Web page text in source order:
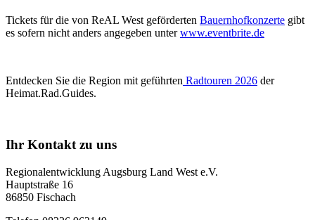
Tickets für die von ReAL West geförderten Bauernhofkonzerte gibt
es sofern nicht anders angegeben unterwww.eventbrite.de
Entdecken Sie die Region mit geführten Radtouren 2026 der
Heimat.Rad.Guides.
Ihr Kontakt zu uns
Regionalentwicklung Augsburg Land West e.V.
Hauptstraße 16
86850 Fischach